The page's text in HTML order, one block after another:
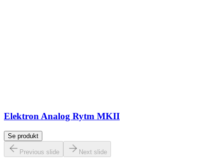
Elektron Analog Rytm MKII
Se produkt
Previous slide Next slide